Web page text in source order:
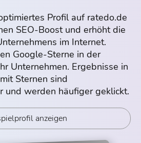
Profil auf ratedo.de
SEO-Boost und erhöht die
im Internet.
Google-Sterne in der
Unternehmen. Ergebnisse in
Sternen sind
und werden häufiger geklickt.
anzeigen